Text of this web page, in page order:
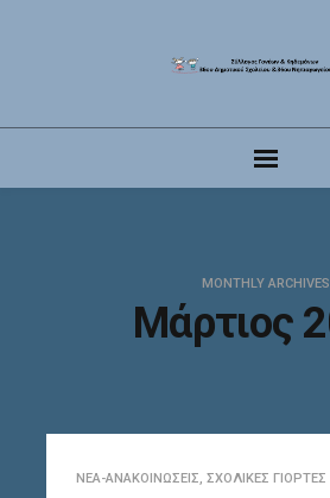
MONTHLY ARCHIVES
Μάρτιος
ΝΈΑ-ΑΝΑΚΟΙΝΏΣΕΙΣ, ΣΧΟΛΙΚΈΣ ΓΙΟΡΤΈΣ